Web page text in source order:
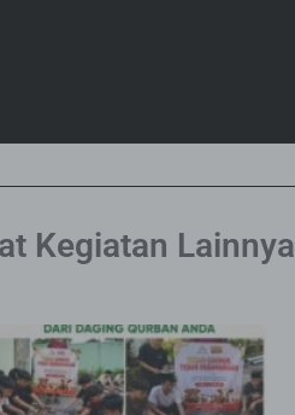
Kegiatan Lainnya